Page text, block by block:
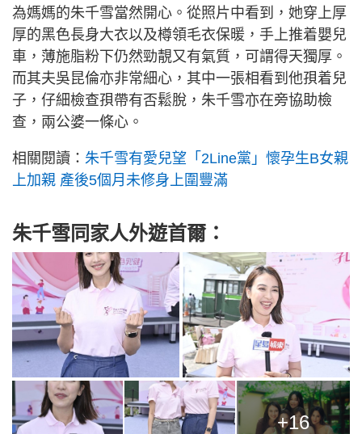
為媽媽的朱千雪當然開心。從照片中看到，她穿上厚
厚的黑色長身大衣以及樽領毛衣保暖，手上推着嬰兒
車，薄施脂粉下仍然勁靚又有氣質，可謂得天獨厚。
而其夫吳昆倫亦非常細心，其中一張相看到他孭着兒
子，仔細檢查孭帶有否鬆脫，朱千雪亦在旁協助檢
查，兩公婆一條心。
相關閱讀： 朱千雪有愛兒望「2Line黨」懷孕生B女親
上加親 產後5個月未修身上圍豐滿
朱千雪同家人外遊首爾：
+16